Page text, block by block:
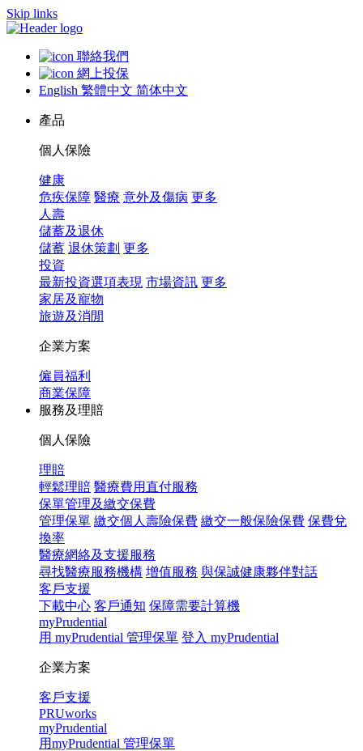
Skip links
聯絡我們
網上投保
English 繁體中文 简体中文
產品
個人保險
健康
危疾保障 醫療 意外及傷病 更多
人壽
儲蓄及退休
儲蓄 退休策劃 更多
投資
最新投資選項表現 市場資訊 更多
家居及寵物
旅遊及消閒
企業方案
僱員福利
商業保障
服務及理賠
個人保險
理賠
輕鬆理賠 醫療費用直付服務
保單管理及繳交保費
管理保單 繳交個人壽險保費 繳交一般保險保費 保費兌
換率
醫療網絡及支援服務
尋找醫療服務機構 增值服務 與保誠健康夥伴對話
客戶支援
下載中心 客戶通知 保障需要計算機
myPrudential
用 myPrudential 管理保單 登入 myPrudential
企業方案
客戶支援
PRUworks
myPrudential
用myPrudential 管理保單